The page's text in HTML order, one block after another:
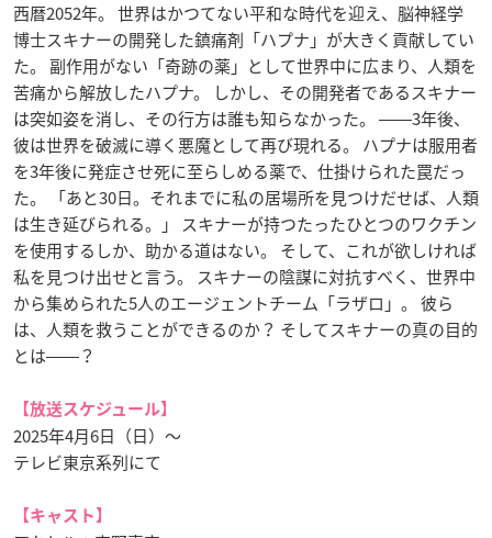
西暦2052年。 世界はかつてない平和な時代を迎え、脳神経学
博士スキナーの開発した鎮痛剤「ハプナ」が大きく貢献してい
た。 副作用がない「奇跡の薬」として世界中に広まり、人類を
苦痛から解放したハプナ。 しかし、その開発者であるスキナー
は突如姿を消し、その行方は誰も知らなかった。 ――3年後、
彼は世界を破滅に導く悪魔として再び現れる。 ハプナは服用者
を3年後に発症させ死に至らしめる薬で、仕掛けられた罠だっ
た。 「あと30日。それまでに私の居場所を見つけだせば、人類
は生き延びられる。」 スキナーが持つたったひとつのワクチン
を使用するしか、助かる道はない。 そして、これが欲しければ
私を見つけ出せと言う。 スキナーの陰謀に対抗すべく、世界中
から集められた5人のエージェントチーム「ラザロ」。 彼ら
は、人類を救うことができるのか？ そしてスキナーの真の目的
とは――？
【放送スケジュール】
2025年4月6日（日）〜
テレビ東京系列にて
【キャスト】